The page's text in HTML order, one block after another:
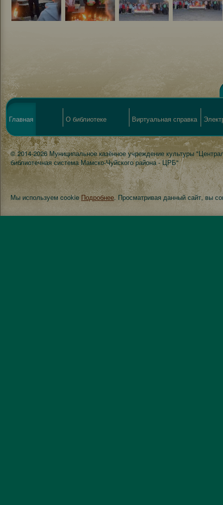
Главная О библиотеке Виртуальная справка
© 2014-2026 Муниципальное казённое учреждение культуры
библиотечная система Мамско-Чуйского района - ЦРБ"
Мы используем cookieПодробнее. Просматривая данный сайт, вы